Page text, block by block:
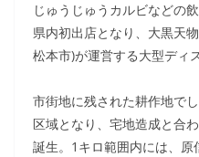
じゅうじゅうカルビなどの
県内初出店となり、大黒天
松本市)が運営する大型ディ
市街地に残された耕作地で
区域となり、宅地造成と合
誕生。1キロ範囲内には、原